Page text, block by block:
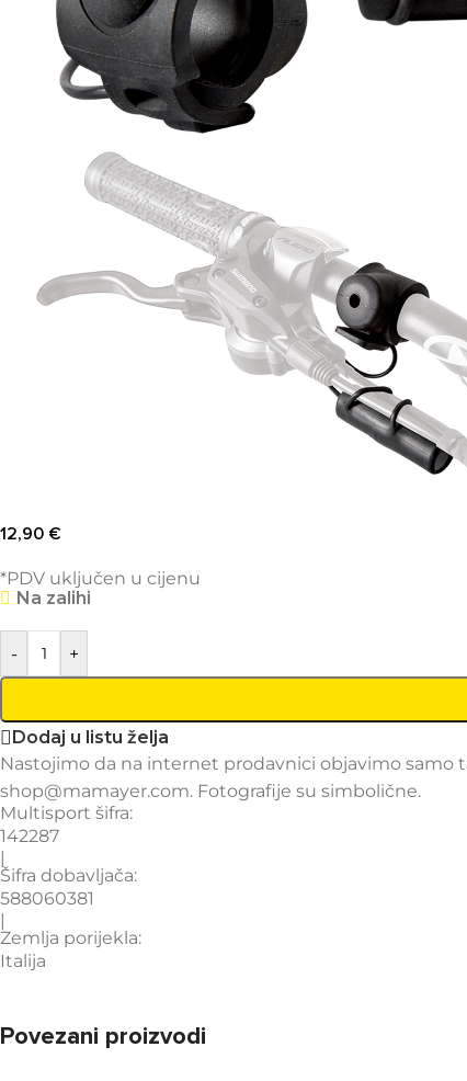
12,90 €
*PDV uključen u cijenu
Na zalihi
- +
Dodaj u listu želja
Nastojimo da na internet prodavnici objavimo samo
shop@mamayer.com. Fotografije su simbolične.
Multisport šifra:
142287
Šifra dobavljača:
588060381
Zemlja porijekla:
Italija
Povezani proizvodi